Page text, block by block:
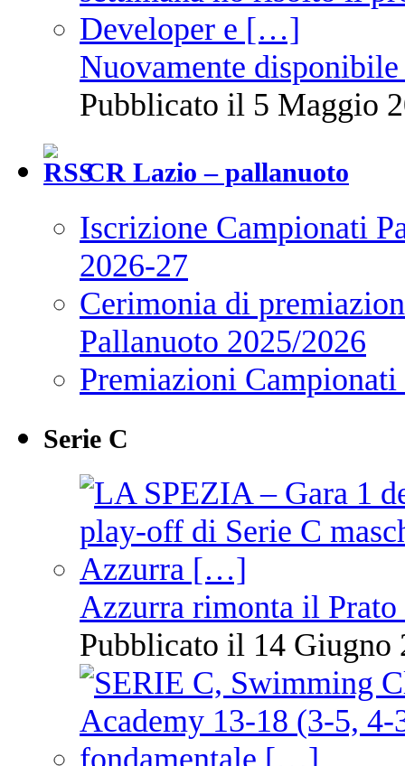
Nuovamente
Pubblicato il 5 Maggio
CR Lazio – pallanuoto
Iscrizione Campionati
2026-27
Cerimonia di
Pallanuoto 2025/2026
Premiazioni
Serie C
Azzurra rimonta il Prato
Pubblicato il 14 Giugno